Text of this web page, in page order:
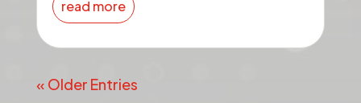
read more
« Older Entries